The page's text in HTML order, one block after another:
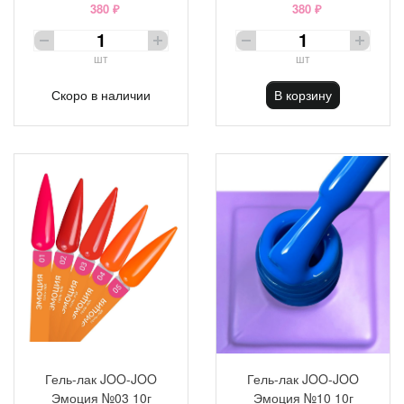
380 ₽
шт
Скоро в наличии
380 ₽
шт
В корзину
Гель-лак JOO-JOO
Эмоция №03 10г
Гель-лак JOO-JOO
Эмоция №10 10г